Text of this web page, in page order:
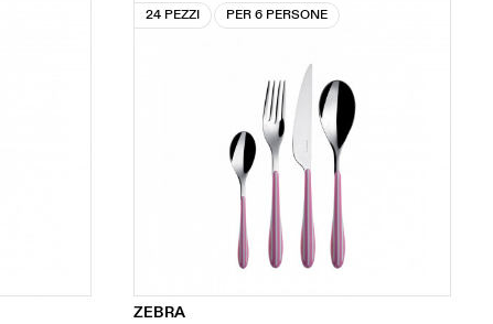
24 PEZZI PER 6 PERSONE
ZEBRA